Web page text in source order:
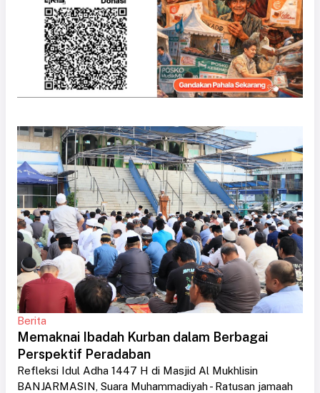
Berita
Memaknai Ibadah Kurban dalam Berbagai
Perspektif Peradaban
Refleksi Idul Adha 1447 H di Masjid Al Mukhlisin
BANJARMASIN, Suara Muhammadiyah - Ratusan jamaah